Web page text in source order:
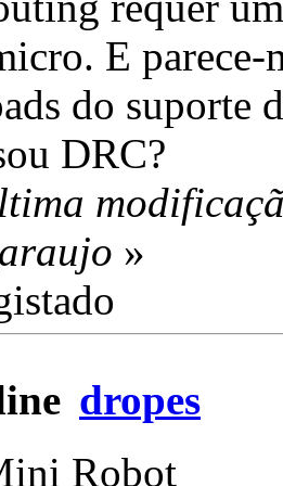
E
do suporte
DRC?
»
dropes
Robot